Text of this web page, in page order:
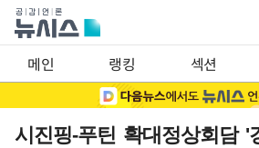
메인 랭킹 섹션
시진핑-푸틴 확대정상회담 '